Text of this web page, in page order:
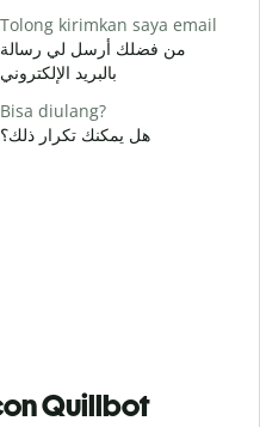
Tolong kirimkan saya email
من فضلك أرسل لي رسالة
بالبريد الإلكتروني
Bisa diulang?
هل يمكنك تكرار ذلك؟
Quillbot